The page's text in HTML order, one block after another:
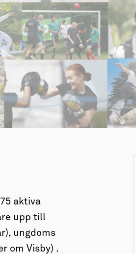
aktiva
upp till
ungdoms
om Visby) .